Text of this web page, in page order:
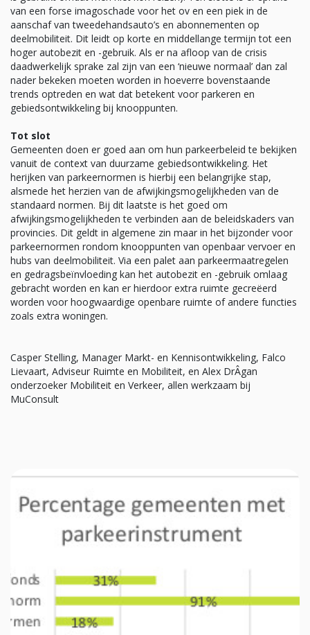
van een forse imagoschade voor het ov en een piek in de
aanschaf van tweedehandsauto’s en abonnementen op
deelmobiliteit. Dit leidt op korte en middellange termijn tot een
hoger autobezit en -gebruik. Als er na afloop van de crisis
daadwerkelijk sprake zal zijn van een ‘nieuwe normaal’ dan zal
nader bekeken moeten worden in hoeverre bovenstaande
trends optreden en wat dat betekent voor parkeren en
gebiedsontwikkeling bij knooppunten.
Tot slot
Gemeenten doen er goed aan om hun parkeerbeleid te bekijken
vanuit de context van duurzame gebiedsontwikkeling. Het
herijken van parkeernormen is hierbij een belangrijke stap,
alsmede het herzien van de afwijkingsmogelijkheden van de
standaard normen. Bij dit laatste is het goed om
afwijkingsmogelijkheden te verbinden aan de beleidskaders van
provincies. Dit geldt in algemene zin maar in het bijzonder voor
parkeernormen rondom knooppunten van openbaar vervoer en
hubs van deelmobiliteit. Via een palet aan parkeermaatregelen
en gedragsbeïnvloeding kan het autobezit en -gebruik omlaag
gebracht worden en kan er hierdoor extra ruimte gecreëerd
worden voor hoogwaardige openbare ruimte of andere functies
zoals extra woningen.
Casper Stelling, Manager Markt- en Kennisontwikkeling, Falco
Lievaart, Adviseur Ruimte en Mobiliteit, en Alex DrÂgan
onderzoeker Mobiliteit en Verkeer, allen werkzaam bij
MuConsult